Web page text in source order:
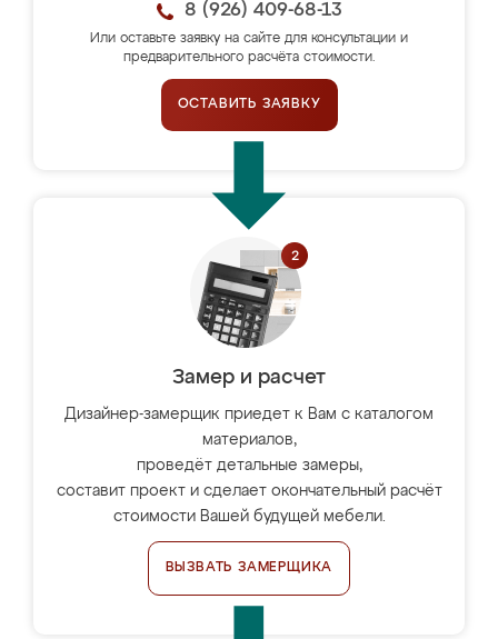
8 (926) 409-68-13
Или оставьте заявку на сайте для консультации и
предварительного расчёта стоимости.
ОСТАВИТЬ ЗАЯВКУ
Замер и расчет
Дизайнер-замерщик приедет к Вам с каталогом
материалов,
проведёт детальные замеры,
составит проект и сделает окончательный расчёт
стоимости Вашей будущей мебели.
ВЫЗВАТЬ ЗАМЕРЩИКА